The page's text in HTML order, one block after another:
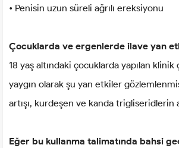
• Penisin uzun süreli ağrılı ereksiyonu
Çocuklarda ve ergenlerde ilave yan
18 yaş altındaki çocuklarda yapılan klinik
yaygın olarak şu yan etkiler
artışı, kurdeşen ve kanda trigliseridlerin
Eğer bu kullanma talimatında bahsi